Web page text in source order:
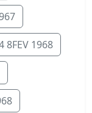
8FEV 1968